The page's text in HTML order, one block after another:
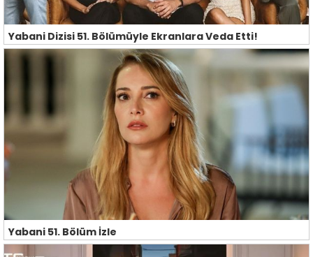
Yabani Dizisi 51. Bölümüyle Ekranlara Veda Etti!
Yabani 51. Bölüm İzle